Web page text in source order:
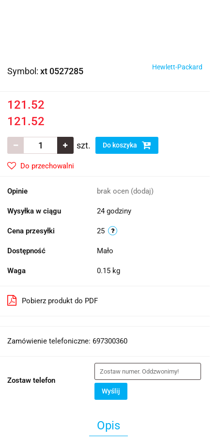
Symbol: xt 0527285 Hewlett-Packard
121.52
121.52
szt. Do koszyka
Do przechowalni
Opinie brak ocen (dodaj)
Wysyłka w ciągu 24 godziny
Cena przesyłki 25
Dostępność Mało
Waga 0.15 kg
Pobierz produkt do PDF
Zamówienie telefoniczne: 697300360
Zostaw telefon
Wyślij
Opis